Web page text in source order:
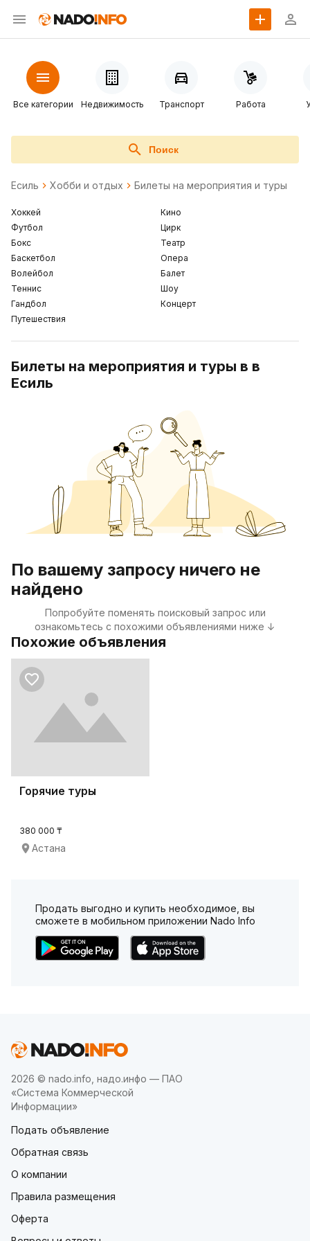
Все категории Недвижимость Транспорт Работа
Поиск
Есиль Хобби и отдых Билеты на мероприятия и туры
Хоккей
Футбол
Бокс
Баскетбол
Волейбол
Теннис
Гандбол
Путешествия
Кино
Цирк
Театр
Опера
Балет
Шоу
Концерт
Билеты на мероприятия и туры в в
Есиль
По вашему запросу ничего не
найдено
Попробуйте поменять поисковый запрос или
ознакомьтесь с похожими объявлениями ниже ↓
Похожие объявления
Горячие туры
380 000 ₸
Астана
Продать выгодно и купить необходимое, вы
сможете в мобильном приложении Nado Info
2026 © nado.info, надо.инфо — ПАО
«Система Коммерческой
Информации»
Подать объявление
Обратная связь
О компании
Правила размещения
Оферта